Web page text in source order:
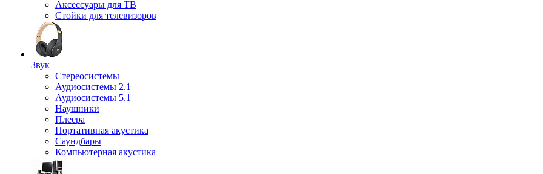
Аксессуары для ТВ
Стойки для телевизоров
Звук
Стереосистемы
Аудиосистемы 2.1
Аудиосистемы 5.1
Наушники
Плеера
Портативная акустика
Саундбары
Компьютерная акустика